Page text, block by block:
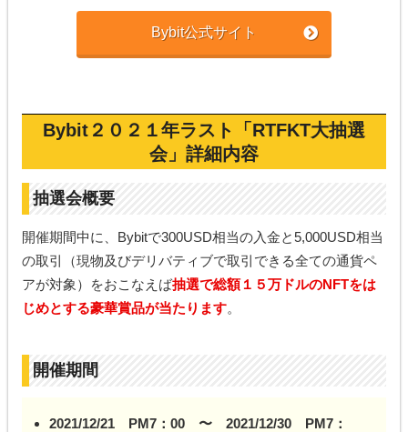
Bybit公式サイト
Bybit２０２１年ラスト「RTFKT大抽選
会」詳細内容
抽選会概要
開催期間中に、Bybitで300USD相当の入金と5,000USD相当
の取引（現物及びデリバティブで取引できる全ての通貨ペ
アが対象）をおこなえば抽選で総額１５万ドルのNFTをは
じめとする豪華賞品が当たります。
開催期間
2021/12/21 PM7：00 〜 2021/12/30 PM7：